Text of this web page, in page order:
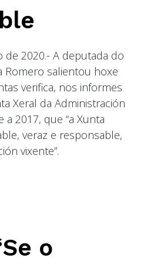
de 2020.- A deputada do
Romero salientou hoxe
verifica, nos informes
Xeral da Administración
2017, que “a Xunta
veraz e responsable,
vixente”.
o